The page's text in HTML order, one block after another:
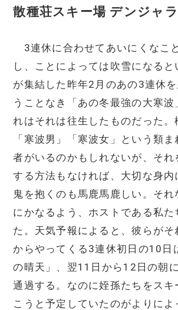
散種荘スキー場 デンジャ
3連休に合わせてあいにくなこ
し、ことによっては吹雪になると
が集結した昨年2月のあの3連休
うことなき「あの冬最強の大寒波
れはそれは往生したものだった。
「寒波男」「寒波女」という類
者がいるのかもしれないが、それ
する方法もなければ、大切な身内
鬼を抱くのも馬鹿馬鹿しい。それ
にかなるよう、ホストである私た
た。天気予報によると、彼らがそ
からやってくる3連休初日の10日
の晴天」、翌11日から12日の朝
通過する。なのに姪孫たちをスキ
こうと予定していたのがよりによ